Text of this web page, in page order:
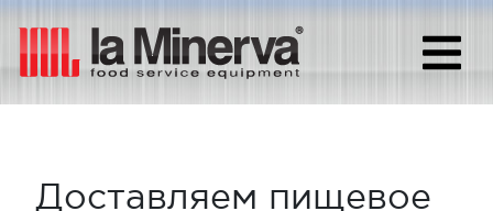
Доставляем пищевое